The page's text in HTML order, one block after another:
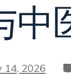
中
14, 2026